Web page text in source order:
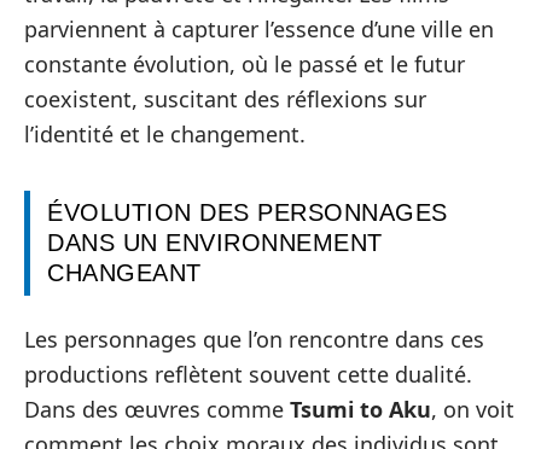
parviennent à capturer l’essence d’une ville en
constante évolution, où le passé et le futur
coexistent, suscitant des réflexions sur
l’identité et le changement.
ÉVOLUTION DES PERSONNAGES
DANS UN ENVIRONNEMENT
CHANGEANT
Les personnages que l’on rencontre dans ces
productions reflètent souvent cette dualité.
Dans des œuvres comme Tsumi to Aku, on voit